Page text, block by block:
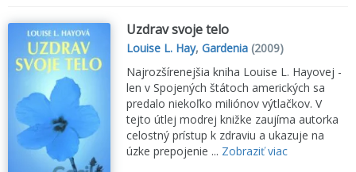
Uzdrav svoje telo
Louise L. Hay,Gardenia (2009)
Najrozšírenejšia kniha Louise L. Hayovej -
len v Spojených štátoch amerických sa
predalo niekoľko miliónov výtlačkov. V
tejto útlej modrej knižke zaujíma autorka
celostný prístup k zdraviu a ukazuje na
úzke prepojenie ... Zobraziť viac